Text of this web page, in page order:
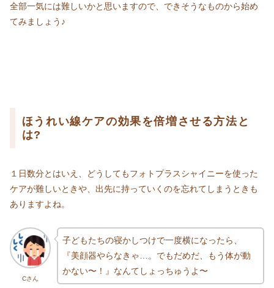
全部一気には難しいかと思いますので、できそうなものから始め
てみましょう♪
ほうれい線ケアの効果を倍増させる方法と
は?
１日数分とはいえ、どうしてもフォトプラスシャイニーを使った
ケアが難しいときや、出先に持っていくのを忘れてしまうときも
ありますよね。
Cさん
子どもたちの寝かしつけで一度横になったら、
『美顔器やらなきゃ…。でもだめだ、もう体が動
かない〜！』なんてしょっちゅうよ〜